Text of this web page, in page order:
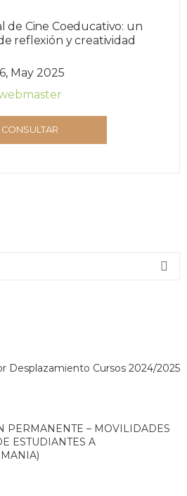
de Cine Coeducativo: un
reflexión y creatividad
May 2025
CONSULTAR
Desplazamiento Cursos 2024/2025
PERMANENTE – MOVILIDADES
ESTUDIANTES A